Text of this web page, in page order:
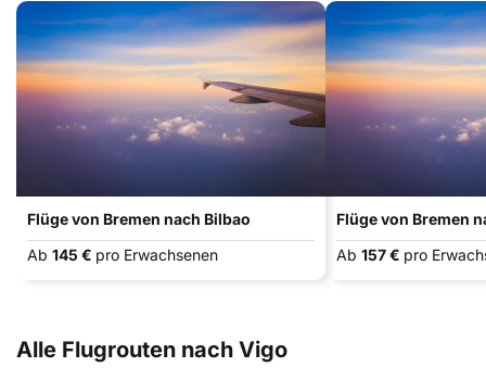
Flüge von Bremen nach Bilbao
Ab 145 € pro Erwachsenen
Flüge von Bremen
Ab 157 € pro
Alle Flugrouten nach Vigo